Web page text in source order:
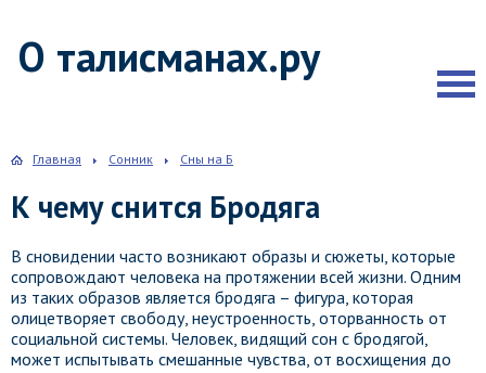
О талисманах.ру
Главная Сонник Сны на Б
К чему снится Бродяга
В сновидении часто возникают образы и сюжеты, которые
сопровождают человека на протяжении всей жизни. Одним
из таких образов является бродяга – фигура, которая
олицетворяет свободу, неустроенность, оторванность от
социальной системы. Человек, видящий сон с бродягой,
может испытывать смешанные чувства, от восхищения до